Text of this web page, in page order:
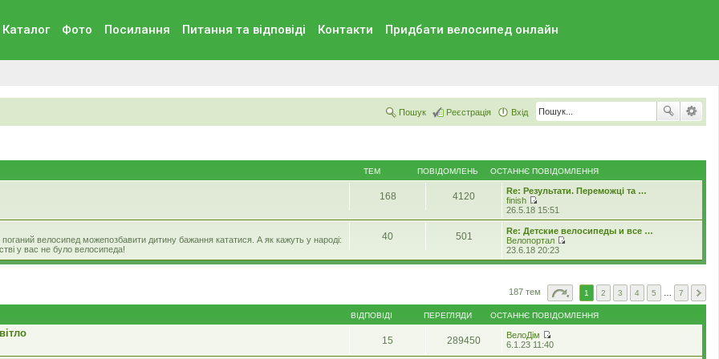
Каталог Фото Посилання Питання та вiдповiдi Контакти Придбати велосипед онлайн
Вхід
Реєстрація
Пошук
ТЕМ ПОВІДОМЛЕНЬ ОСТАННЄ ПОВІДОМЛЕННЯ
168 4120
Re: Результати. Переможці та …
finish
П
е
р
е
г
л
я
т
и
о
с
т
а
26.5.18 15:51
велосипед можепозбавити дитину бажання кататися. А як кажуть у народі:
у вас не було велосипеда!
40 501
Re: Детские велосипеды и все …
Велопортал
е
р
г
л
я
н
у
о
23.6.18 20:23
187 тем 1 2 3 4 5 7
ВІДПОВІДІ ПЕРЕГЛЯДИ ОСТАННЄ ПОВІДОМЛЕННЯ
15 289450
ВелоДім
П
6.1.23 11:40